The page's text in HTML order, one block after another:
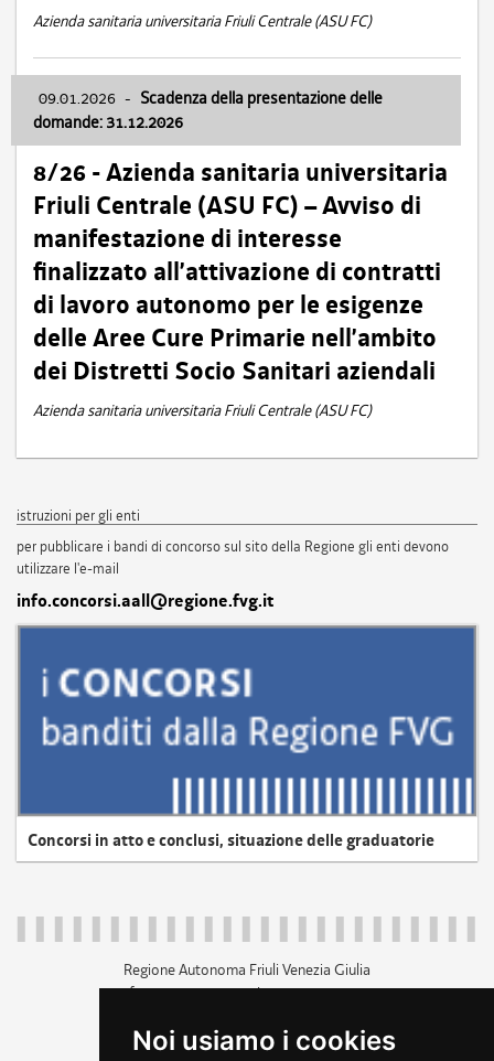
Noi usiamo i cookies
Azienda sanitaria universitaria Friuli Centrale (ASU FC)
09.01.2026 - Scadenza della presentazione delle
domande: 31.12.2026
8/26 - Azienda sanitaria universitaria
Friuli Centrale (ASU FC) – Avviso di
manifestazione di interesse
finalizzato all’attivazione di contratti
di lavoro autonomo per le esigenze
delle Aree Cure Primarie nell’ambito
dei Distretti Socio Sanitari aziendali
Azienda sanitaria universitaria Friuli Centrale (ASU FC)
istruzioni per gli enti
per pubblicare i bandi di concorso sul sito della Regione gli enti devono
utilizzare l'e-mail
info.concorsi.aall@regione.fvg.it
Concorsi in atto e conclusi, situazione delle graduatorie
Regione Autonoma Friuli Venezia Giulia
c.f. 80014930327; p.iva 00526040324
+39 040 3771111